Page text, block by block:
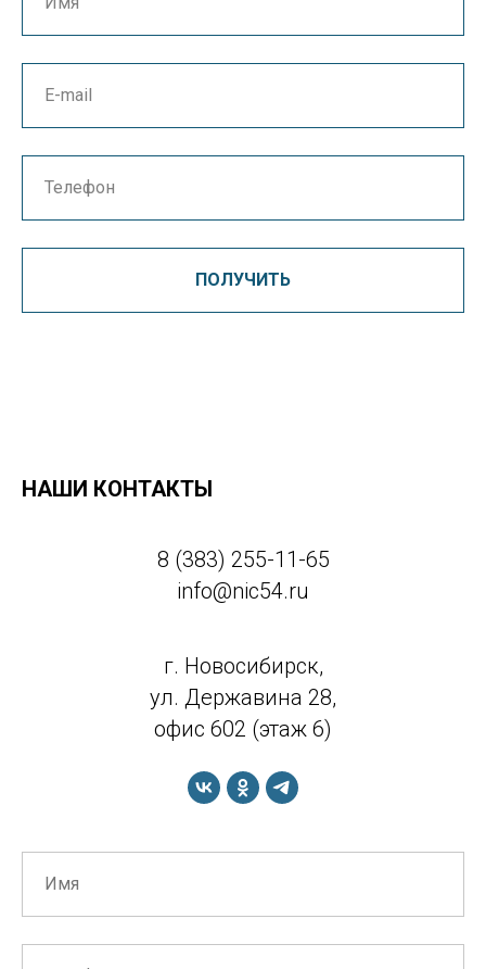
ПОЛУЧИТЬ
НАШИ КОНТАКТЫ
8 (383) 255-11-65
info@nic54.ru
г. Новосибирск,
ул. Державина 28,
офис 602 (этаж 6)